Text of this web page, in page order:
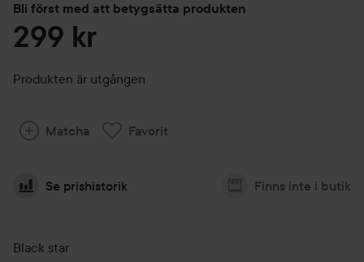
Bli först med att betygsätta produkten
299 kr
Produkten är utgången
Matcha Favorit
Se prishistorik Finns inte i butik
Black star